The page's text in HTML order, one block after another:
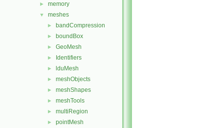
► memory
▼ meshes
► bandCompression
► boundBox
► GeoMesh
► Identifiers
► lduMesh
► meshObjects
► meshShapes
► meshTools
► multiRegion
► pointMesh